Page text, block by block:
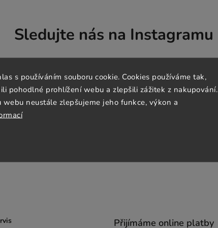
s používáním souboru cookie. Cookies používáme tak,
pohodlné prohlížení webu a zlepšili zážitek z nakupování.
webu neustále zlepšujeme jeho funkce, výkon a
Sledujte nás na Instagramu
Přijímáme online platby